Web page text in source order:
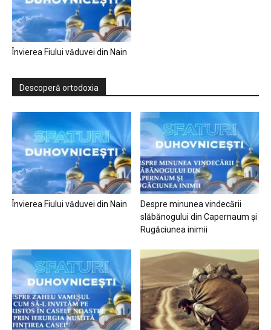
Învierea Fiului văduvei din Nain
Descoperă ortodoxia
Învierea Fiului văduvei din Nain
Despre minunea vindecării
slăbănogului din Capernaum și
Rugăciunea inimii